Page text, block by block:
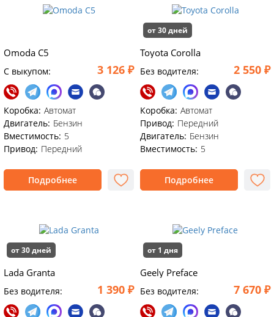
Omoda C5
C выкупом: 3 126 ₽
Коробка: Автомат
Двигатель: Бензин
Вместимость: 5
Привод: Передний
Подробнее
от 30 дней
Toyota Corolla
Без водителя: 2 550 ₽
Коробка: Автомат
Привод: Передний
Двигатель: Бензин
Вместимость: 5
Подробнее
от 30 дней
Lada Granta
Без водителя: 1 390 ₽
от 1 дня
Geely Preface
Без водителя: 7 670 ₽